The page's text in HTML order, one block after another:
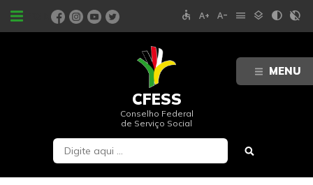
MENU
PORTAIS accessible text_increase text_decrease menu layers contrast contrast_rtl_off
CFESS
Conselho Federal
de Serviço Social